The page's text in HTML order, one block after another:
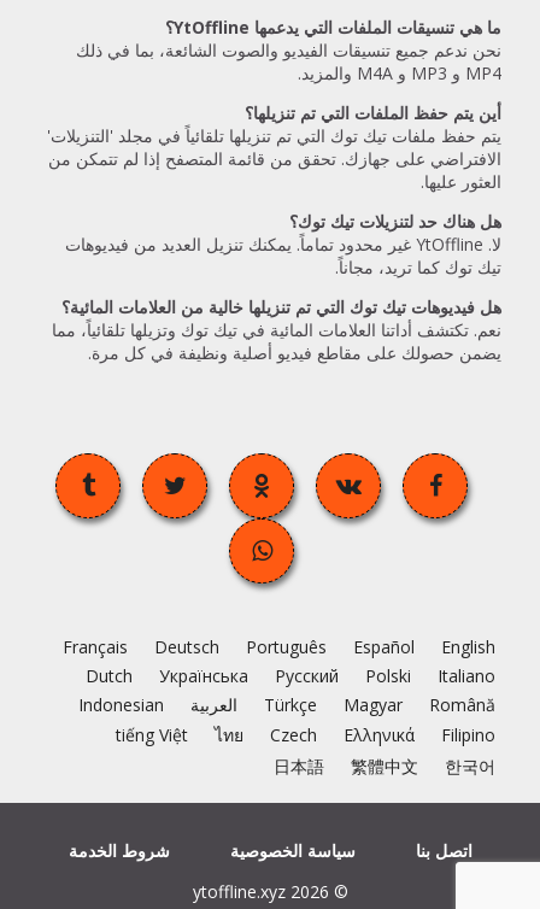
ما هي تنسيقات الملفات التي يدعمها YtOffline؟
نحن ندعم جميع تنسيقات الفيديو والصوت الشائعة، بما في ذلك
MP4 و MP3 و M4A والمزيد.
أين يتم حفظ الملفات التي تم تنزيلها؟
يتم حفظ ملفات تيك توك التي تم تنزيلها تلقائياً في مجلد 'التنزيلات'
الافتراضي على جهازك. تحقق من قائمة المتصفح إذا لم تتمكن من
العثور عليها.
هل هناك حد لتنزيلات تيك توك؟
لا. YtOffline غير محدود تماماً. يمكنك تنزيل العديد من فيديوهات
تيك توك كما تريد، مجاناً.
هل فيديوهات تيك توك التي تم تنزيلها خالية من العلامات المائية؟
نعم. تكتشف أداتنا العلامات المائية في تيك توك وتزيلها تلقائياً، مما
يضمن حصولك على مقاطع فيديو أصلية ونظيفة في كل مرة.
English
Español
Português
Deutsch
Français
Italiano
Polski
Русский
Українська
Dutch
Română
Magyar
Türkçe العربية
Indonesian
Filipino
Ελληνικά
Czech
ไทย
tiếng Việt
한국어
繁體中文
日本語
اتصل بنا سياسة الخصوصية
شروط الخدمة
© 2026 ytoffline.xyz